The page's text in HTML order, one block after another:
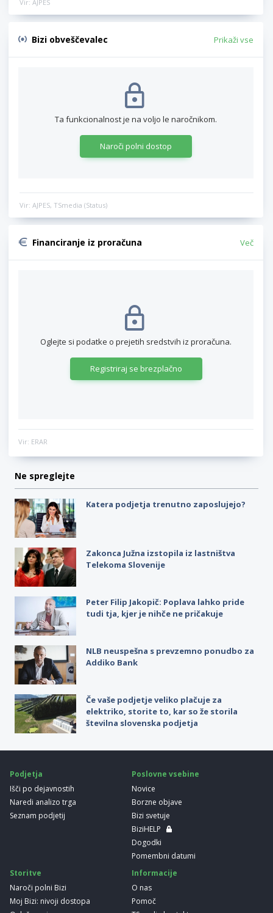
Vir: AJPES
Bizi obveščevalec Prikaži vse
Ta funkcionalnost je na voljo le naročnikom.
Naroči polni dostop
Vir: AJPES, TSmedia (Status)
Financiranje iz proračuna Več
Oglejte si podatke o prejetih sredstvih iz proračuna.
Registriraj se brezplačno
Vir: ERAR
Ne spreglejte
Katera podjetja trenutno zaposlujejo?
Zakonca Južna izstopila iz lastništva
Telekoma Slovenije
Peter Filip Jakopič: Poplava lahko pride
tudi tja, kjer je nihče ne pričakuje
NLB neuspešna s prevzemno ponudbo za
Addiko Bank
Če vaše podjetje veliko plačuje za
elektriko, storite to, kar so že storila
številna slovenska podjetja
Podjetja
Išči po dejavnostih
Naredi analizo trga
Seznam podjetij
Poslovne vsebine
Novice
Borzne objave
Bizi svetuje
BiziHELP
Dogodki
Pomembni datumi
Storitve
Naroči polni Bizi
Moj Bizi: nivoji dostopa
Informacije
O nas
Pomoč